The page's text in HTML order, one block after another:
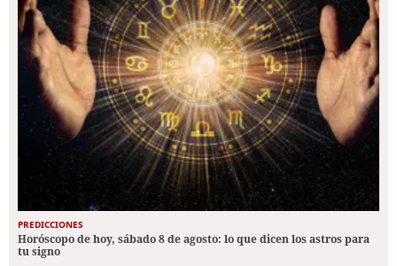
PREDICCIONES
Horóscopo de hoy, sábado 8 de agosto: lo que dicen los astros para
tu signo